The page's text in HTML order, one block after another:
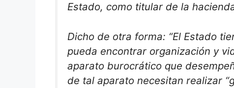
Estado, como titular de la
Dicho de otra forma: “El Estado
pueda encontrar organización y
aparato burocrático que
de tal aparato necesitan realizar